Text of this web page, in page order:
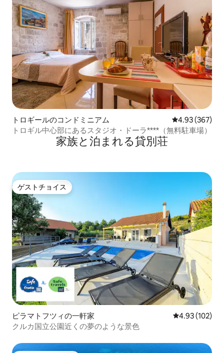
トロギールのコンドミニアム レビュー367
4.93 (367)
トロギル中心部にあるスタジオ・ドーラ****（無料駐車場）
家族と泊まれる貸別荘
ゲストチョイス
ゲストチョイス
ピラマトフツィの一軒家 レビュー102
4.93 (102)
クルカ国立公園近くの夢のような景色